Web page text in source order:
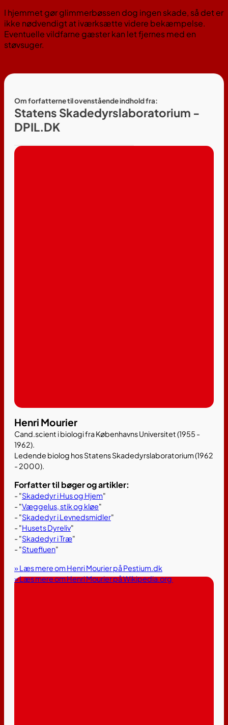
I hjemmet gør glimmerbøssen dog ingen skade, så det er
ikke nødvendigt at iværksætte videre bekæmpelse.
Eventuelle vildfarne gæster kan let fjernes med en
støvsuger.
Om forfatterne til ovenstående indhold fra:
Statens Skadedyrslaboratorium -
DPIL.DK
Henri Mourier
Cand.scient i biologi fra Københavns Universitet (1955 -
1962).
Ledende biolog hos Statens Skadedyrslaboratorium (1962
- 2000).
Forfatter til bøger og artikler:
- "Skadedyr i Hus og Hjem"
- "Væggelus, stik og kløe"
- "Skadedyr i Levnedsmidler"
- "Husets Dyreliv"
- "Skadedyr i Træ"
- "Stuefluen"
» Læs mere om Henri Mourier på Pestium.dk
» Læs mere om Henri Mourier på Wikipedia.org